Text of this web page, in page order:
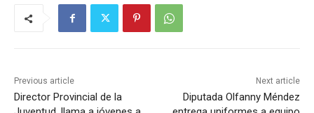
Previous article
Director Provincial de la
Next article
Diputada Olfanny Méndez